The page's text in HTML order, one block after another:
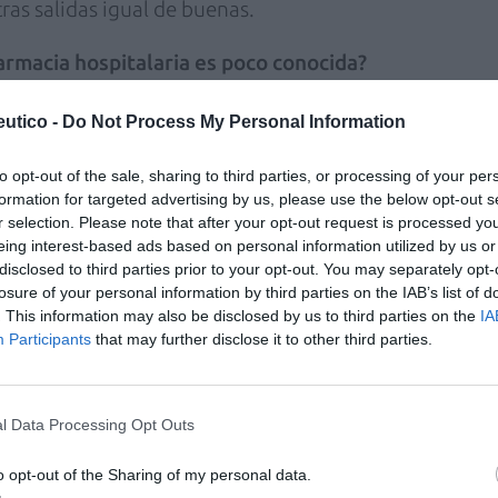
- Do Not Process My Personal Information
opt-out of the sale, sharing to third parties, or processing of your
for targeted advertising by us, please use the below opt-out
selection. Please note that after your opt-out request is processed
interest-based ads based on personal information utilized by us
to third parties prior to your opt-out. You may separately
of your personal information by third parties on the IAB’s list of
This information may also be disclosed by us to third parties on the
Participants that may further disclose it to other third parties.
Data Processing Opt Outs
opt-out of the Sharing of my personal data.
salidas igual de buenas.
hospitalaria es poco conocida?
más predomina entre los farmacéuticos del
en mi promoción la mayoría hicimos el FIR,
o farmacia comunitaria. Aunque no es
conocida, incluso dentro del hospital.
saben ni que hay farmacéuticos dentro.
como residente en el Hospital Can
farmacia de la historia en el Hospital Can
tenía muchas ganas de tener a uno.
tanto para mí como para ellos. Al final,
de estar preparado, de tener suficientes